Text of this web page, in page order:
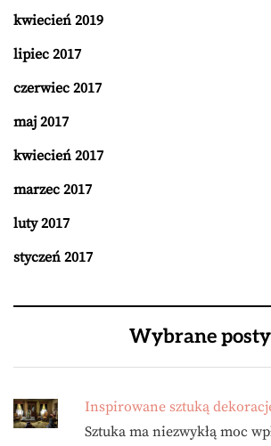
kwiecień 2019
lipiec 2017
czerwiec 2017
maj 2017
kwiecień 2017
marzec 2017
luty 2017
styczeń 2017
Wybrane posty
Inspirowane sztuką
Sztuka ma niezwykłą moc